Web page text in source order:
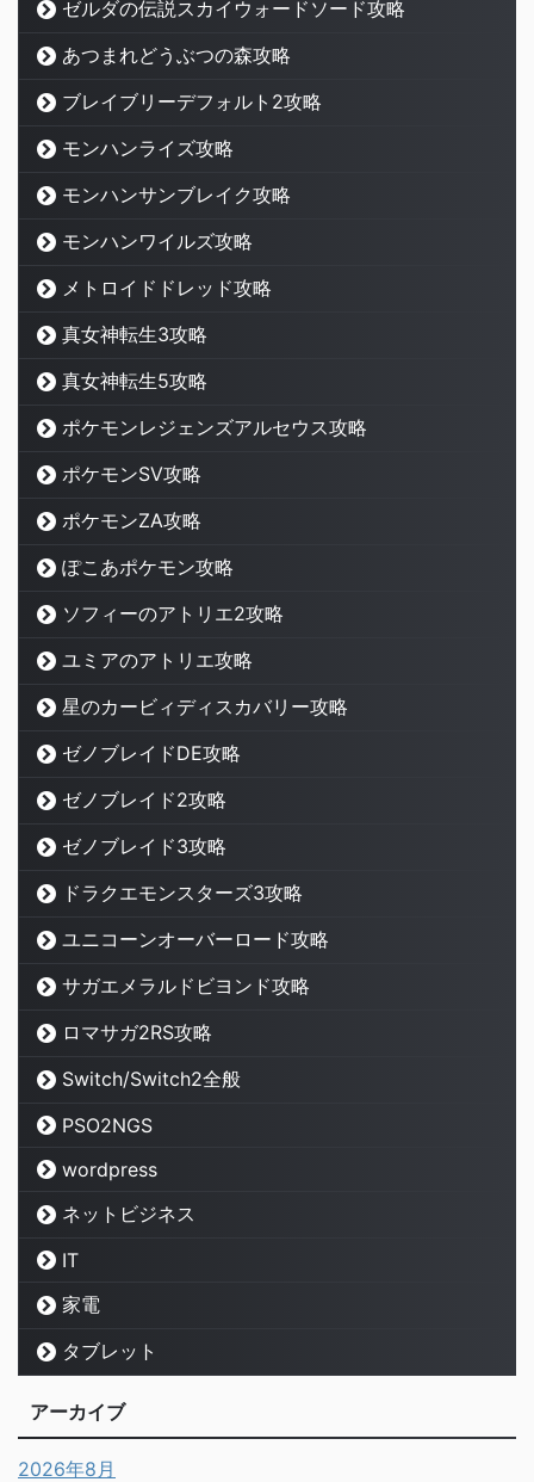
ゼルダの伝説スカイウォードソード攻略
あつまれどうぶつの森攻略
ブレイブリーデフォルト2攻略
モンハンライズ攻略
モンハンサンブレイク攻略
モンハンワイルズ攻略
メトロイドドレッド攻略
真女神転生3攻略
真女神転生5攻略
ポケモンレジェンズアルセウス攻略
ポケモンSV攻略
ポケモンZA攻略
ぽこあポケモン攻略
ソフィーのアトリエ2攻略
ユミアのアトリエ攻略
星のカービィディスカバリー攻略
ゼノブレイドDE攻略
ゼノブレイド2攻略
ゼノブレイド3攻略
ドラクエモンスターズ3攻略
ユニコーンオーバーロード攻略
サガエメラルドビヨンド攻略
ロマサガ2RS攻略
Switch/Switch2全般
PSO2NGS
wordpress
ネットビジネス
IT
家電
タブレット
アーカイブ
2026年8月